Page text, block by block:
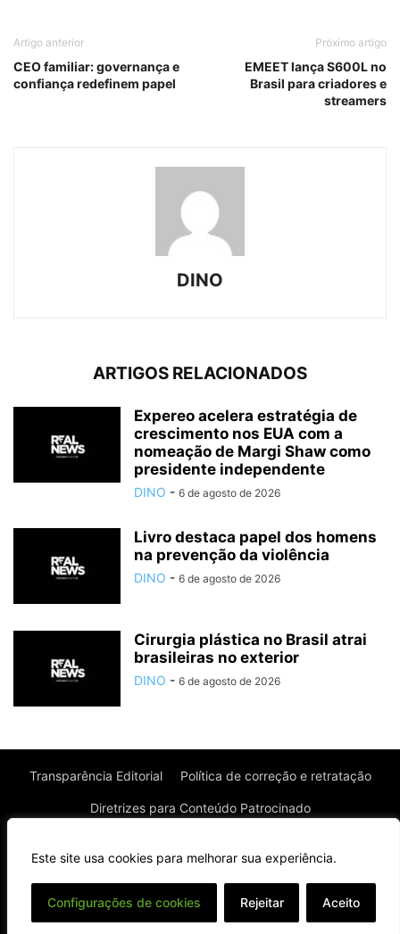
Este site usa cookies para melhorar sua experiência.
Configurações de cookies Rejeitar Aceito
Artigo anterior
CEO familiar: governança e
confiança redefinem papel
Próximo artigo
EMEET lança S600L no
Brasil para criadores e
streamers
DINO
ARTIGOS RELACIONADOS
Expereo acelera estratégia de
crescimento nos EUA com a
nomeação de Margi Shaw como
presidente independente
DINO - 6 de agosto de 2026
Livro destaca papel dos homens
na prevenção da violência
DINO - 6 de agosto de 2026
Cirurgia plástica no Brasil atrai
brasileiras no exterior
DINO - 6 de agosto de 2026
Transparência Editorial Política de correção e retratação
Diretrizes para Conteúdo Patrocinado